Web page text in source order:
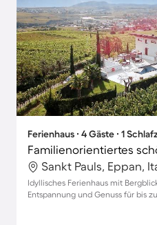
Ferienhaus ∙ 4 Gäste ∙ 1
Sankt Pauls, Eppan,
Idyllisches Ferienhaus mit
Entspannung und Genuss für bis